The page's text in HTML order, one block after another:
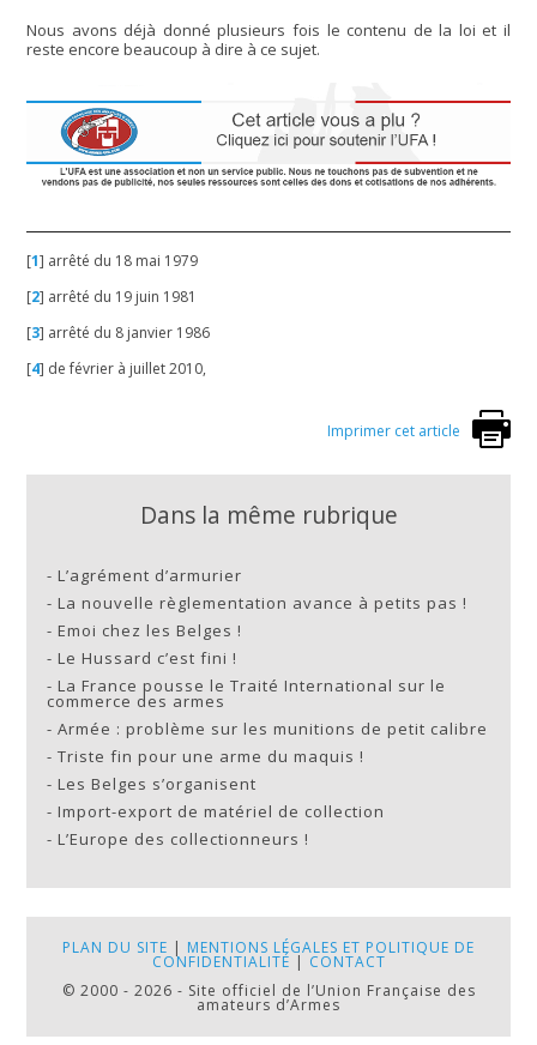
Nous avons déjà donné plusieurs fois le contenu de la loi et il
reste encore beaucoup à dire à ce sujet.
[1] arrêté du 18 mai 1979
[2] arrêté du 19 juin 1981
[3] arrêté du 8 janvier 1986
[4] de février à juillet 2010,
Imprimer cet article
Dans la même rubrique
-L’agrément d’armurier
-La nouvelle règlementation avance à petits pas !
-Emoi chez les Belges !
-Le Hussard c’est fini !
-La France pousse le Traité International sur le
commerce des armes
-Armée : problème sur les munitions de petit calibre
-Triste fin pour une arme du maquis !
-Les Belges s’organisent
-Import-export de matériel de collection
-L’Europe des collectionneurs !
PLAN DU SITE | MENTIONS LÉGALES ET POLITIQUE DE
CONFIDENTIALITÉ | CONTACT
© 2000 - 2026 - Site officiel de l’Union Française des
amateurs d’Armes